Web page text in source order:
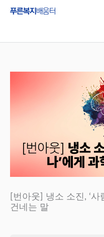
[번아웃] 냉소 소진, ‘사
건네는 말